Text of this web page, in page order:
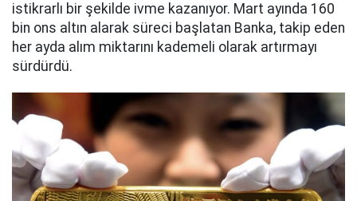
istikrarlı bir şekilde ivme kazanıyor. Mart ayında 160
bin ons altın alarak süreci başlatan Banka, takip eden
her ayda alım miktarını kademeli olarak artırmayı
sürdürdü.